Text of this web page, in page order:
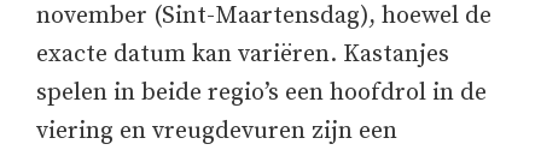
november (Sint-Maartensdag), hoewel de
exacte datum kan variëren. Kastanjes
spelen in beide regio’s een hoofdrol in de
viering en vreugdevuren zijn een